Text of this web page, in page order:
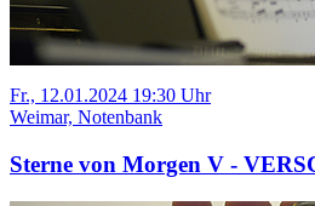
Fr., 12.01.2024 19:30 Uhr
Weimar, Notenbank
Sterne von Morgen V -